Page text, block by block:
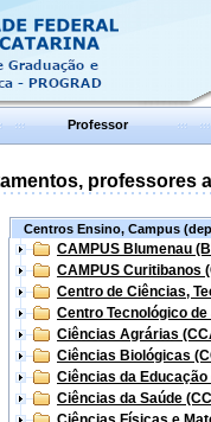
Professor
professores
Centros Ensino, Campus
CAMPUS Blumenau
CAMPUS Curitibanos
Centro de Ciências,
Centro Tecnológico
Ciências Agrárias
Ciências Biológicas
Ciências da Educação
Ciências da Saúde